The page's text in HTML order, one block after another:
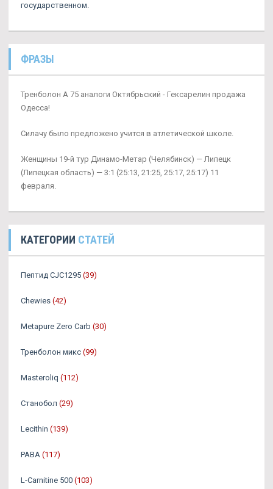
государственном.
ФРАЗЫ
Тренболон A 75 аналоги Октябрьский - Гексарелин продажа
Одесса!
Силачу было предложено учится в атлетической школе.
Женщины 19-й тур Динамо-Метар (Челябинск) — Липецк
(Липецкая область) — 3:1 (25:13, 21:25, 25:17, 25:17) 11
февраля.
КАТЕГОРИИ СТАТЕЙ
Пептид CJC1295 (39)
Chewies (42)
Metapure Zero Carb (30)
Тренболон микс (99)
Masteroliq (112)
Станобол (29)
Lecithin (139)
PABA (117)
L-Carnitine 500 (103)